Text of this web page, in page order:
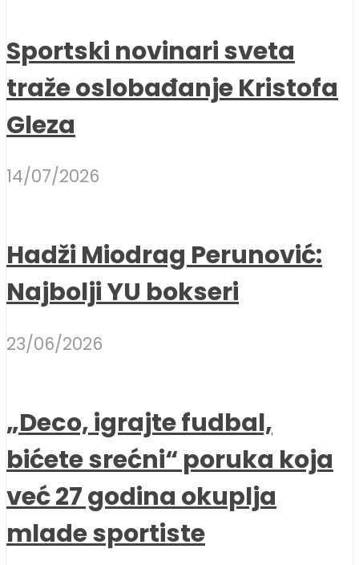
Sportski novinari sveta
traže oslobađanje Kristofa
Gleza
14/07/2026
Hadži Miodrag Perunović:
Najbolji YU bokseri
23/06/2026
„Deco, igrajte fudbal,
bićete srećni“ poruka koja
već 27 godina okuplja
mlade sportiste